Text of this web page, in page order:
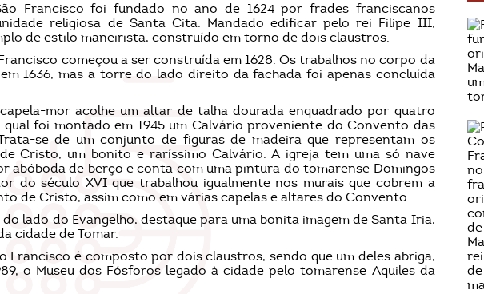
Francisco foi fundado no ano de 1624 por frades franciscanos
religiosa de Santa Cita. Mandado edificar pelo rei Filipe III,
de estilo maneirista, construído em torno de dois claustros.
começou a ser construída em 1628. Os trabalhos no corpo da
1636, mas a torre do lado direito da fachada foi apenas concluída
mor acolhe um altar de talha dourada enquadrado por quatro
foi montado em 1945 um Calvário proveniente do Convento das
se de um conjunto de figuras de madeira que representam os
Cristo, um bonito e raríssimo Calvário. A igreja tem uma só nave
abóboda de berço e conta com uma pintura do tomarense Domingos
do século XVI que trabalhou igualmente nos murais que cobrem a
de Cristo, assim como em várias capelas e altares do Convento.
lado do Evangelho, destaque para uma bonita imagem de Santa Iria,
cidade de Tomar.
Francisco é composto por dois claustros, sendo que um deles abriga,
o Museu dos Fósforos legado à cidade pelo tomarense Aquiles da